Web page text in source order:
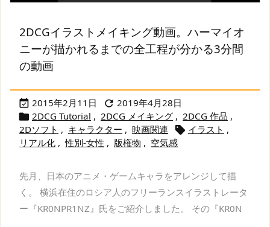
2DCGイラストメイキング動画。ハーマイオ
ニーが描かれるまでの全工程が分かる3分間
の動画
 2015年2月11日  2019年4月28日
 2DCG Tutorial , 2DCG メイキング , 2DCG 作品 ,
2Dソフト , キャラクター , 映画関連  イラスト ,
リアル化 , 性別-女性 , 版権物 , 空気感
先月、日本のアニメ・ゲームキャラをアレンジして描
く。 横浜在住のロシア人のフリーランスイラストレータ
ー『KR0NPR1NZ』氏をご紹介しました。 その『KR0N